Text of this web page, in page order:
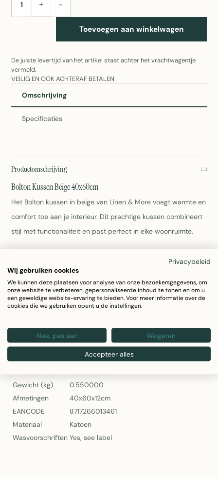
AANTAL+ −
Toevoegen aan winkelwagen
De juiste levertijd van het artikel staat achter het vrachtwagentje
vermeld.
VEILIG EN OOK ACHTERAF BETALEN
Omschrijving
Specificaties
Productomschrijving
Bolton Kussen Beige 40x60cm
Het Bolton kussen in beige van Linen & More voegt warmte en
comfort toe aan je interieur. Dit prachtige kussen combineert
stijl met functionaliteit en past perfect in elke woonruimte.
Materiaal: 100% katoen
Kleur: Beige
Gewicht: 550g
Wasvoorschriften: zie label
Artikelnummer: 7034GGUG02
Bolton Kussen Beige 40x60cm van Linen & More
Specificaties
Gewicht (kg)
0.550000
Afmetingen
40x60x12cm
EANCODE
8717266013461
Materiaal
Katoen
Wasvoorschriften Yes, see label
Privacybeleid
Wij gebruiken cookies
We kunnen deze plaatsen voor analyse van onze bezoekersgegevens, om
onze website te verbeteren, gepersonaliseerde inhoud te tonen en om u
een geweldige website-ervaring te bieden. Voor meer informatie over de
cookies die we gebruiken opent u de instellingen.
Nee, pas aan Weigeren
Accepteer alles